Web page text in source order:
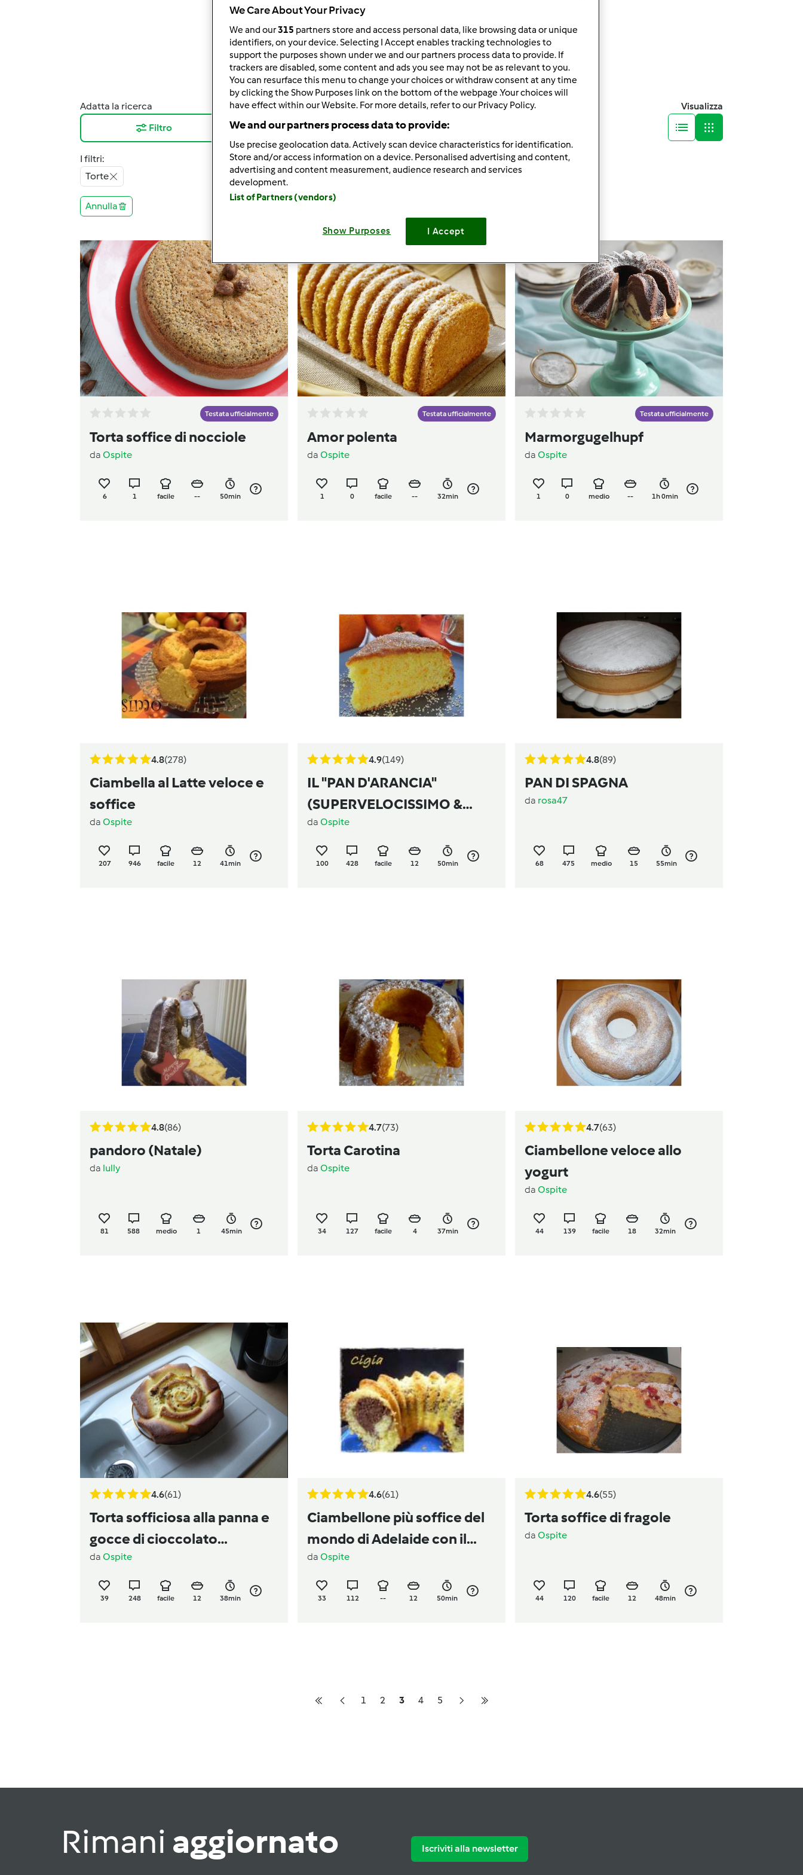
2.144Risultati
Adatta la ricerca
Filtro
Risultati per pagina:
12
Ordina per:
Predefinito
Visualizza
I filtri:
Torte
Annulla
Testata ufficialmente
Torta soffice di nocciole
da Ospite
6 1 facile -- 50min
Testata ufficialmente
Amor polenta
da Ospite
1 0 facile -- 32min
Testata ufficialmente
Marmorgugelhupf
da Ospite
1 0 medio -- 1h 0min
4.8(278)
Ciambella al Latte veloce e
soffice
da Ospite
207 946 facile 12 41min
4.9(149)
IL "PAN D'ARANCIA"
(SUPERVELOCISSIMO &
STRABUONO!)
da Ospite
100 428 facile 12 50min
4.8(89)
PAN DI SPAGNA
da rosa47
68 475 medio 15 55min
4.8(86)
pandoro (Natale)
da lully
81 588 medio 1 45min
4.7(73)
Torta Carotina
da Ospite
34 127 facile 4 37min
4.7(63)
Ciambellone veloce allo
yogurt
da Ospite
44 139 facile 18 32min
4.6(61)
Torta sofficiosa alla panna e
gocce di cioccolato
Pestifera Version
da Ospite
39 248 facile 12 38min
4.6(61)
Ciambellone più soffice del
mondo di Adelaide con il
bimby
da Ospite
33 112 -- 12 50min
4.6(55)
Torta soffice di fragole
da Ospite
44 120 facile 12 48min
1 2 3 4 5
Rimani aggiornato Iscriviti alla newsletter
We Care About Your Privacy
We and our315 partners store and access personal data, like browsing data or unique
identifiers, on your device. Selecting I Accept enables tracking technologies to
support the purposes shown under we and our partners process data to provide. If
trackers are disabled, some content and ads you see may not be as relevant to you.
You can resurface this menu to change your choices or withdraw consent at any time
by clicking the Show Purposes link on the bottom of the webpage .Your choices will
have effect within our Website. For more details, refer to our Privacy Policy.
We and our partners process data to provide:
Use precise geolocation data. Actively scan device characteristics for identification.
Store and/or access information on a device. Personalised advertising and content,
advertising and content measurement, audience research and services
development.
List of Partners (vendors)
Show Purposes I Accept